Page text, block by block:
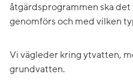
åtgärdsprogrammen ska
genomförs och med vilken
Vi vägleder kring ytvatten,
grundvatten.